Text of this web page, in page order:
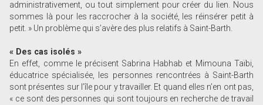
administrativement, ou tout simplement pour créer du lien. Nous
sommes là pour les raccrocher à la société, les réinsérer petit à
petit. » Un problème qui s’avère des plus relatifs à Saint-Barth.
« Des cas isolés »
En effet, comme le précisent Sabrina Habhab et Mimouna Taïbi,
éducatrice spécialisée, les personnes rencontrées à Saint-Barth
sont présentes sur l’île pour y travailler. Et quand elles n’en ont pas,
« ce sont des personnes qui sont toujours en recherche de ­travail